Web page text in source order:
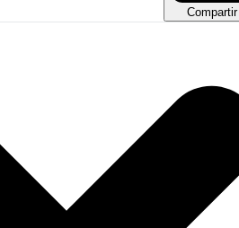
Compartir